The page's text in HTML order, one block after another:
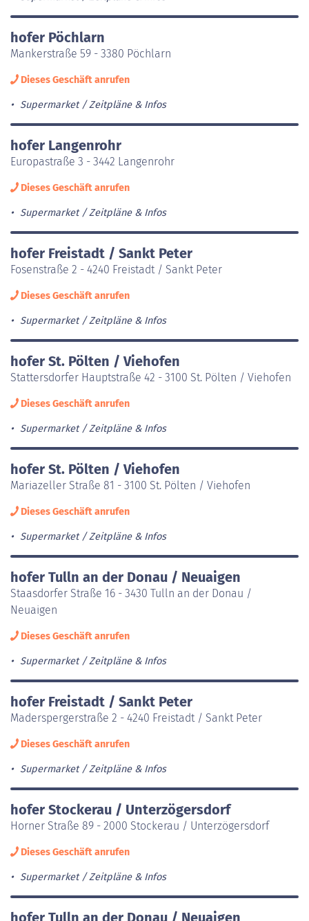
hofer Pöchlarn
Mankerstraße 59 - 3380 Pöchlarn
Dieses Geschäft anrufen
Supermarket Zeitpläne & Infos
hofer Langenrohr
Europastraße 3 - 3442 Langenrohr
Dieses Geschäft anrufen
Supermarket Zeitpläne & Infos
hofer Freistadt / Sankt Peter
Fosenstraße 2 - 4240 Freistadt / Sankt Peter
Dieses Geschäft anrufen
Supermarket Zeitpläne & Infos
hofer St. Pölten / Viehofen
Stattersdorfer Hauptstraße 42 - 3100 St. Pölten / Viehofen
Dieses Geschäft anrufen
Supermarket Zeitpläne & Infos
hofer St. Pölten / Viehofen
Mariazeller Straße 81 - 3100 St. Pölten / Viehofen
Dieses Geschäft anrufen
Supermarket Zeitpläne & Infos
hofer Tulln an der Donau / Neuaigen
Staasdorfer Straße 16 - 3430 Tulln an der Donau /
Neuaigen
Dieses Geschäft anrufen
Supermarket Zeitpläne & Infos
hofer Freistadt / Sankt Peter
Maderspergerstraße 2 - 4240 Freistadt / Sankt Peter
Dieses Geschäft anrufen
Supermarket Zeitpläne & Infos
hofer Stockerau / Unterzögersdorf
Horner Straße 89 - 2000 Stockerau / Unterzögersdorf
Dieses Geschäft anrufen
Supermarket Zeitpläne & Infos
hofer Tulln an der Donau / Neuaigen